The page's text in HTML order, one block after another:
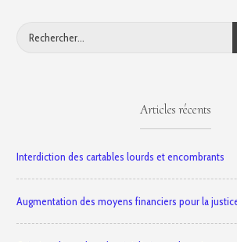
Articles récents
Interdiction des cartables lourds et encombrants
Augmentation des moyens financiers pour la